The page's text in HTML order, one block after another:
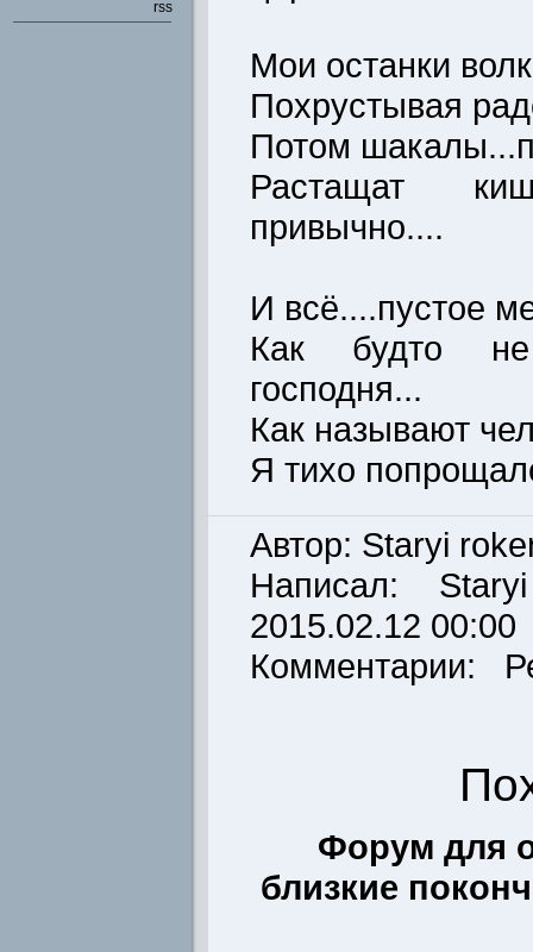
rss
Мои останки
Похрустывая
Потом
Растащат
привычно....
И всё....пустое
Как будто
господня...
Как называют
Я тихо
Автор: Staryi
Написал:
2015.02.12 00:00
Комментарии:
Форум для
близкие